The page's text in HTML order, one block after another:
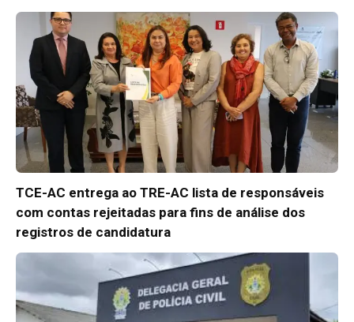
TCE-AC entrega ao TRE-AC lista de responsáveis
com contas rejeitadas para fins de análise dos
registros de candidatura